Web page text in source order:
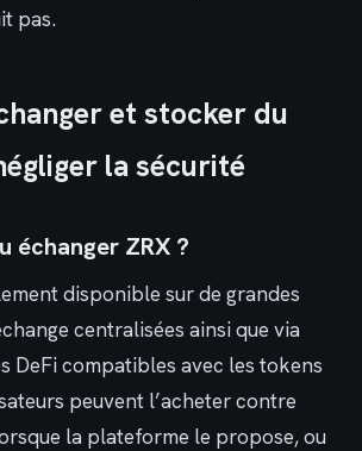
pas.
et stocker du
la sécurité
échanger ZRX ?
disponible sur de grandes
centralisées ainsi que via
DeFi compatibles avec les tokens
peuvent l’acheter contre
la plateforme le propose, ou